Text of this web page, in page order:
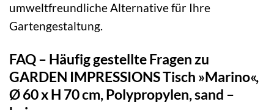
umweltfreundliche Alternative für Ihre
Gartengestaltung.
FAQ – Häufig gestellte Fragen zu
GARDEN IMPRESSIONS Tisch »Marino«,
Ø 60 x H 70 cm, Polypropylen, sand –